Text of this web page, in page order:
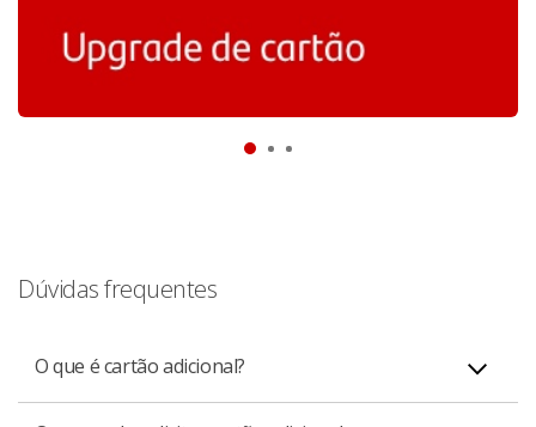
Dúvidas frequentes
O que é cartão adicional?